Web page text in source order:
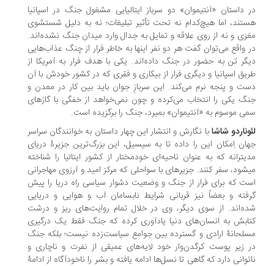
داستان «آنتیموان» دو سرباز ایتالیایی مشغول جنگ در اسپانیا
اما هیچ‌کدام نه تحت تأثیر تبلیغات؛ نه به دلیل شستشوی
و نه از روی علاقه و تمایل به جدال وارد میدان جنگ نشده‌اند.
واقع می‌توان گفت هر دو نفر اینها به خاطر فرار از چنگ عذاب‌هایی
تن به حضور در جنگ داده‌اند. یکی با هدف فرار به آمریکا از
اسپانیا و دیگری فرار از بیکاری و فقری که در کشور خودش با آن
و پنجه نرم می‌کند. این سربازِ جوان باید بین کار در معدن و
یکی را انتخاب می‌کرده و چون نمی‌خواهد از خفگی با گازهای
موسوم به «آنتیموان» بمیرد، جنگ را برگزیده است.
شاشابا نگارش و انتشار این چهار داستان به خوانندگان سراسر
اِمکان این را داده تا به سیسیل، این بزرگ‌ترین جزیرۀ دریای
که به عنوان ناحیه‌ای خودمختار از کشور ایتالیا را شناخته
میشود، سفر کنند. جزیره‎ای با سواحلی که مرکز امید و آرزوی مهاجرانی
که برای فرار از جنگ و وضعیت دشوار سیاسی راه دریا را پیش
و بعضاً نیز قربانی شرایط نابسامان آب و هوایی و دریایی
از سوی دیگر، وی در خلال تمام روایت‌های ریز و درشت
به انسان‌های دنیا یادآوری کرده که جنگ فقط یک درگیری
ارادی و گسترده بین جوامع سیاست‌زده نیست؛ بلکه جنگ
زیر پوست کرگدن‌وار خود لایه‌های عمیقی از نفرت و ناچاری و
دارد که گاهی تا نسل‌ها ادامه یافته و بشر را ناخودآگاه از ادامۀ